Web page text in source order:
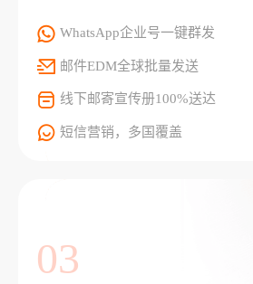
WhatsApp企业号一键群发
邮件EDM全球批量发送
线下邮寄宣传册100%送达
短信营销，多国覆盖
03